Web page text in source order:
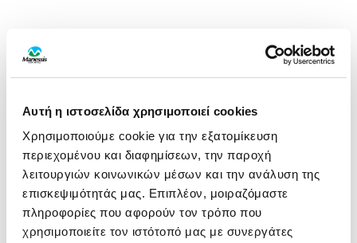
Αυτή η ιστοσελίδα χρησιμοποιεί cookies
Χρησιμοποιούμε cookie για την εξατομίκευση
περιεχομένου και διαφημίσεων, την παροχή
λειτουργιών κοινωνικών μέσων και την ανάλυση της
επισκεψιμότητάς μας. Επιπλέον, μοιραζόμαστε
πληροφορίες που αφορούν τον τρόπο που
χρησιμοποιείτε τον ιστότοπό μας με συνεργάτες